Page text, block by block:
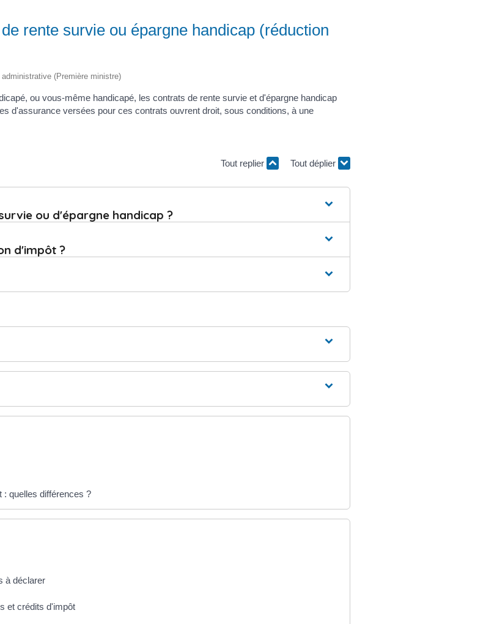
rente survie ou épargne handicap (réduction
(Première ministre)
ou vous-même handicapé, les contrats de rente survie et d'épargne handicap
d'assurance versées pour ces contrats ouvrent droit, sous conditions, à une
Tout replier Tout déplier
ou d'épargne handicap ?
d'impôt ?
: quelles différences ?
à déclarer
et crédits d'impôt